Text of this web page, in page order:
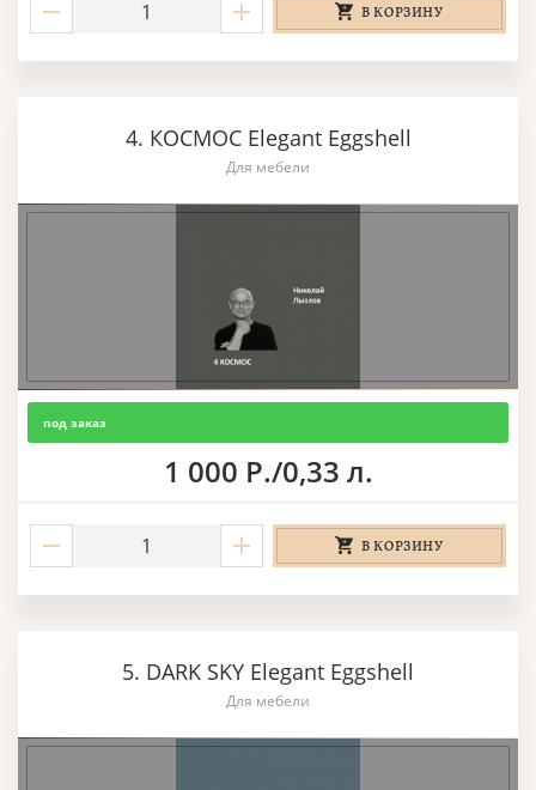
В КОРЗИНУ
4. КОСМОС Elegant Eggshell
Для мебели
под заказ
1 000 Р./0,33 л.
В КОРЗИНУ
5. DARK SKY Elegant Eggshell
Для мебели